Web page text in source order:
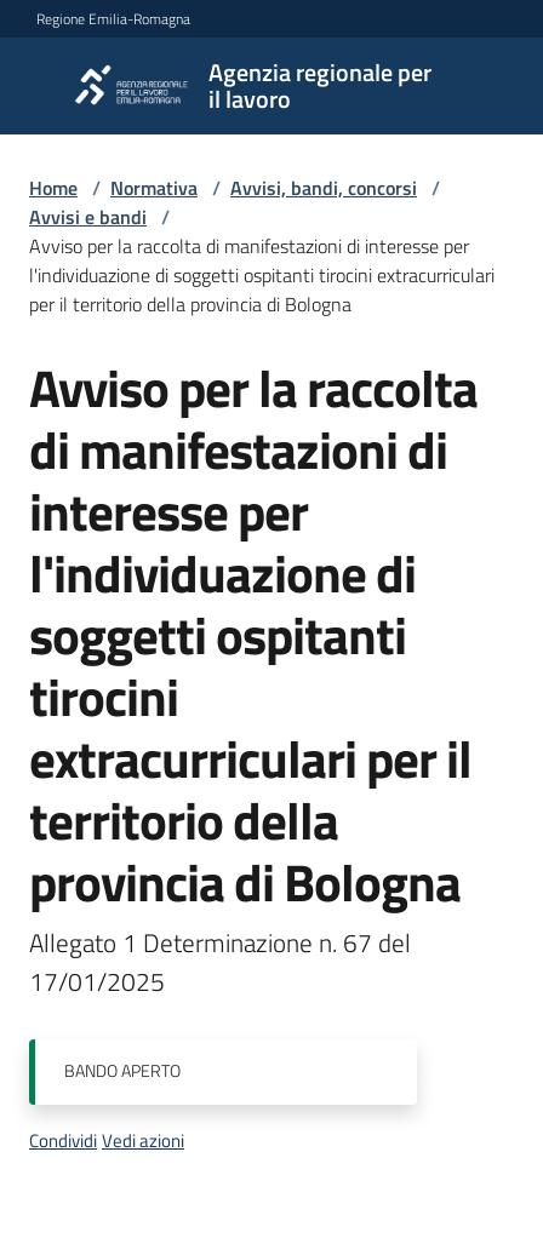
Vai al contenuto
Vai alla navigazione
Vai al footer
Regione Emilia-Romagna
Agenzia regionale per
il lavoro
Agenzia
regionale
per il
lavoro
L'Agenzia
Novità
Servizi
centri
per
l'impiego
Lavoro
per
te
Seguici
su
Home / Normativa / Avvisi, bandi, concorsi /
Avvisi e bandi /
Avviso per la raccolta di manifestazioni di interesse per
l'individuazione di soggetti ospitanti tirocini extracurriculari
per il territorio della provincia di Bologna
Salta al contenuto
Avviso per la raccolta
di manifestazioni di
interesse per
l'individuazione di
soggetti ospitanti
tirocini
extracurriculari per il
territorio della
provincia di Bologna
Allegato 1 Determinazione n. 67 del
17/01/2025
BANDOAPERTO
CondividiVedi azioni